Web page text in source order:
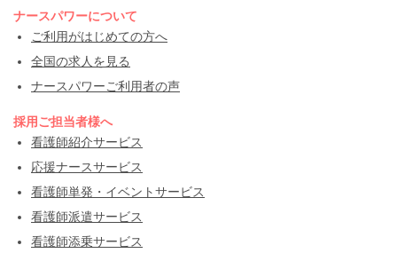
ナースパワーについて
ご利用がはじめての方へ
全国の求人を見る
ナースパワーご利用者の声
採用ご担当者様へ
看護師紹介サービス
応援ナースサービス
看護師単発・イベントサービス
看護師派遣サービス
看護師添乗サービス